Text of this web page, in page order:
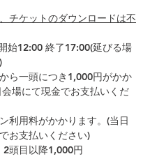
チケットのダウンロードは不
始12:00 終了17:00(延びる場
ら一頭につき1,000円がかか
会場にて現金でお支払いくだ
利用料がかかります。(当日
お支払いください)
2頭目以降1,000円